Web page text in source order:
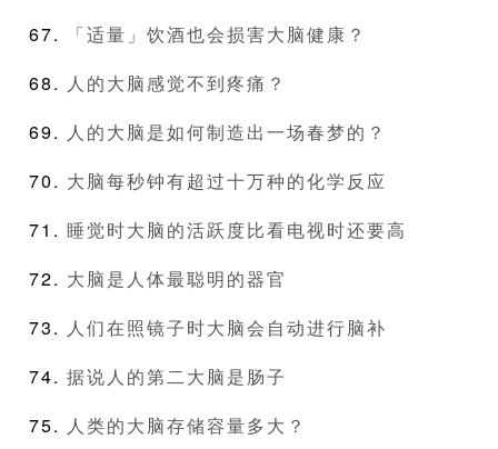
「适量」饮酒也会损害大脑健康？
人的大脑感觉不到疼痛？
人的大脑是如何制造出一场春梦的？
大脑每秒钟有超过十万种的化学反应
睡觉时大脑的活跃度比看电视时还要高
大脑是人体最聪明的器官
人们在照镜子时大脑会自动进行脑补
据说人的第二大脑是肠子
人类的大脑存储容量多大？